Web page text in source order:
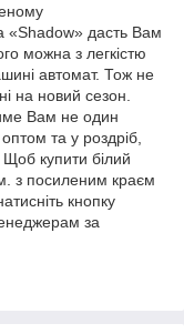
«Shadow» дасть Вам
можна з легкістю
автомат. Тож не
на новий сезон.
Вам не один
та у роздріб,
купити білий
з посиленим краєм
кнопку
за